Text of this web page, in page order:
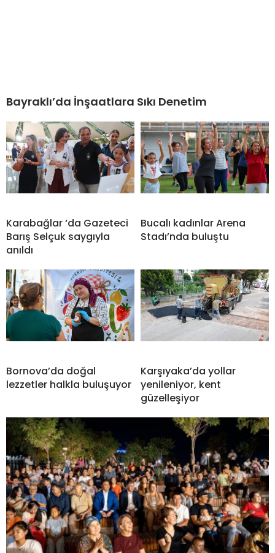
Bayraklı’da İnşaatlara Sıkı Denetim
Karabağlar ‘da Gazeteci
Barış Selçuk saygıyla
anıldı
Bucalı kadınlar Arena
Stadı’nda buluştu
Bornova’da doğal
lezzetler halkla buluşuyor
Karşıyaka’da yollar
yenileniyor, kent
güzelleşiyor